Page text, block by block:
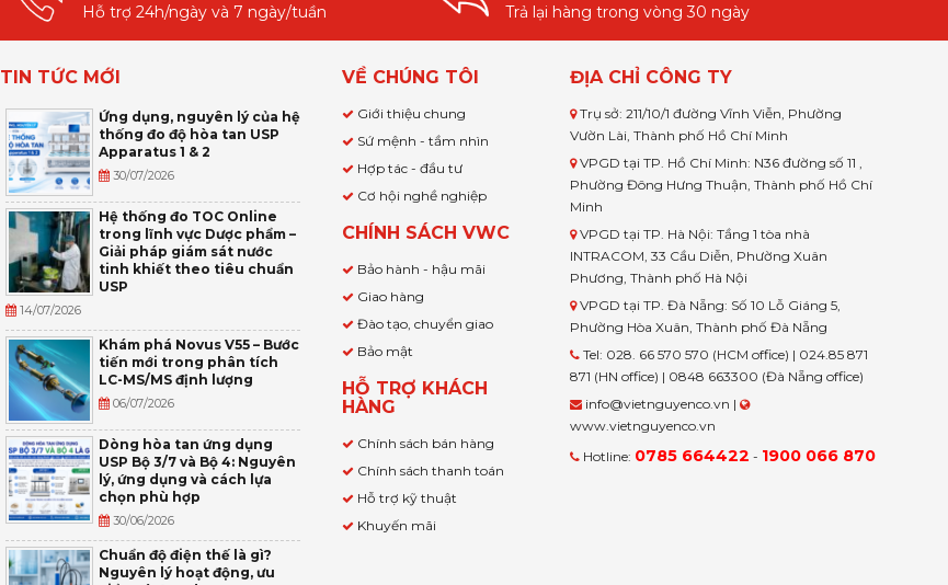
Hỗ trợ 24h/ngày và 7 ngày/tuần Trả lại hàng trong vòng 30 ngày
TIN TỨC MỚI
Ứng dụng, nguyên lý của hệ
thống đo độ hòa tan USP
Apparatus 1 & 2
30/07/2026
Hệ thống đo TOC Online
trong lĩnh vực Dược phẩm –
Giải pháp giám sát nước
tinh khiết theo tiêu chuẩn
USP
14/07/2026
Khám phá Novus V55 – Bước
tiến mới trong phân tích
LC-MS/MS định lượng
06/07/2026
Dòng hòa tan ứng dụng
USP Bộ 3/7 và Bộ 4: Nguyên
lý, ứng dụng và cách lựa
chọn phù hợp
30/06/2026
Chuẩn độ điện thế là gì?
Nguyên lý hoạt động, ưu
VỀ CHÚNG TÔI
Giới thiệu chung
Sứ mệnh - tầm nhìn
Hợp tác - đầu tư
Cơ hội nghề nghiệp
CHÍNH SÁCH VWC
Bảo hành - hậu mãi
Giao hàng
Đào tạo, chuyển giao
Bảo mật
HỖ TRỢ KHÁCH
HÀNG
Chính sách bán hàng
Chính sách thanh toán
Hỗ trợ kỹ thuật
Khuyến mãi
ĐỊA CHỈ CÔNG TY
Trụ sở: 211/10/1 đường Vĩnh Viễn, Phường
Vườn Lài, Thành phố Hồ Chí Minh
VPGD tại TP. Hồ Chí Minh: N36 đường số 11 ,
Phường Đông Hưng Thuận, Thành phố Hồ Chí
Minh
VPGD tại TP. Hà Nội: Tầng 1 tòa nhà
INTRACOM, 33 Cầu Diễn, Phường Xuân
Phương, Thành phố Hà Nội
VPGD tại TP. Đà Nẵng: Số 10 Lỗ Giáng 5,
Phường Hòa Xuân, Thành phố Đà Nẵng
Tel: 028. 66 570 570 (HCM office) | 024.85 871
871 (HN office) | 0848 663300 (Đà Nẵng office)
info@vietnguyenco.vn |
www.vietnguyenco.vn
Hotline: 0785 664422 - 1900 066 870